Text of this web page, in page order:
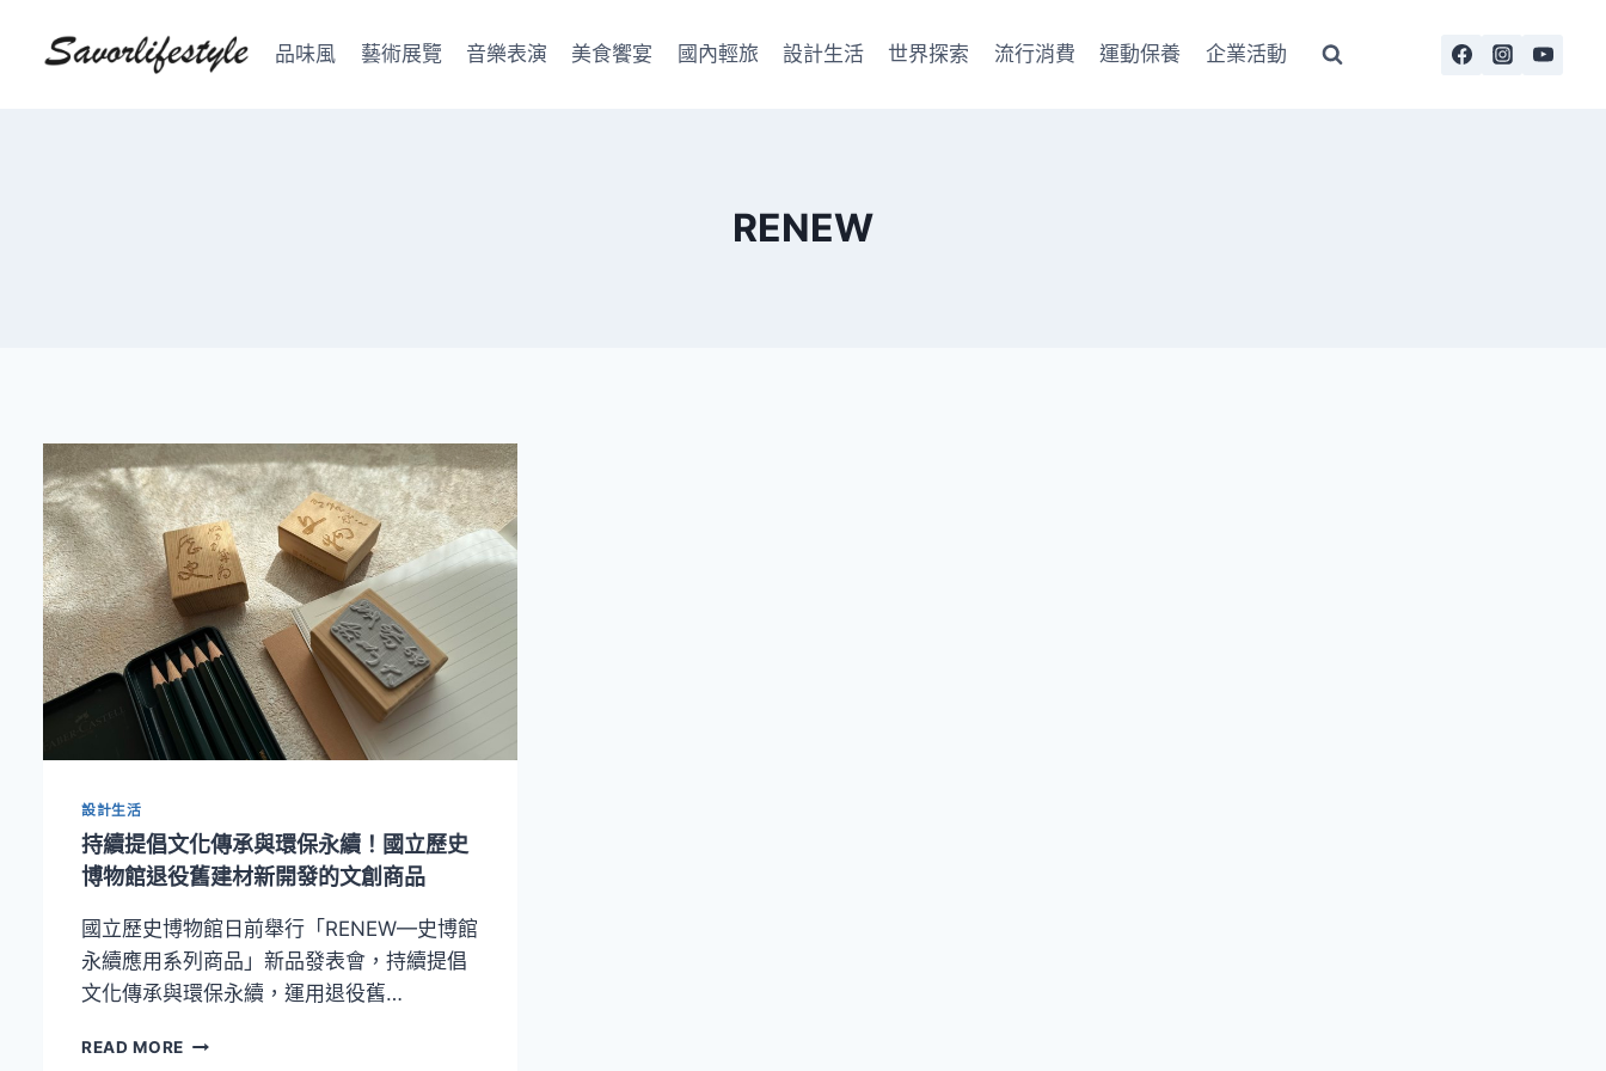
品味風 藝術展覽 音樂表演 美食饗宴 國內輕旅 設計生活 世界探索 流行消費 運動保養 企業活動
RENEW
設計生活
持續提倡文化傳承與環保永續！國立歷史
博物館退役舊建材新開發的文創商品
國立歷史博物館日前舉行「RENEW—史博館
永續應用系列商品」新品發表會，持續提倡
文化傳承與環保永續，運用退役舊…
READ MORE